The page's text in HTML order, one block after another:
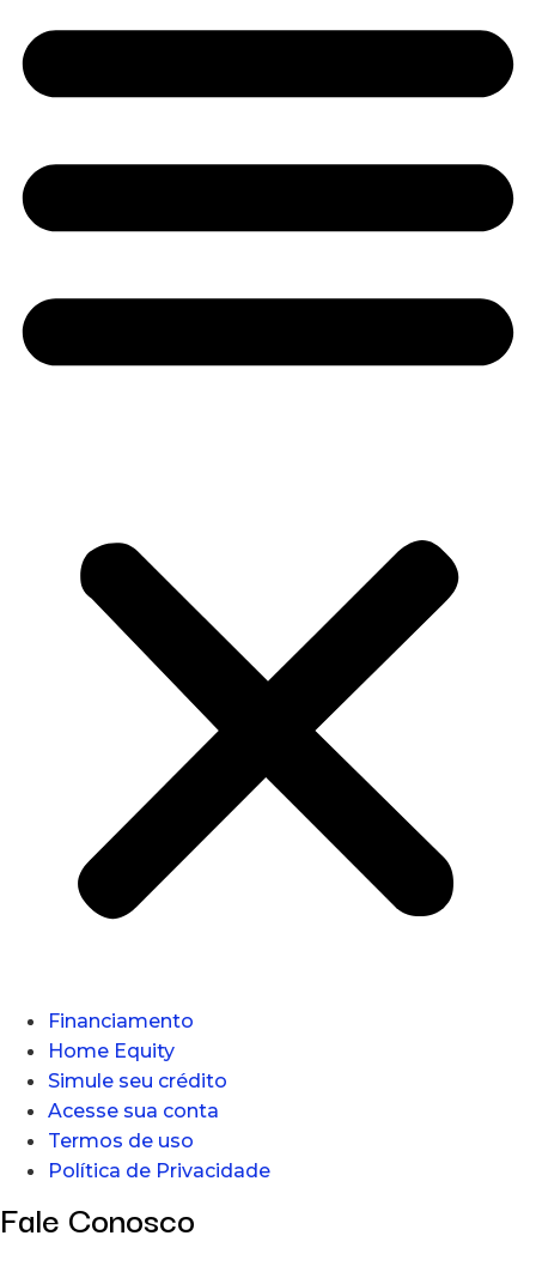
Financiamento
Home Equity
Simule seu crédito
Acesse sua conta
Termos de uso
Política de Privacidade
Fale Conosco